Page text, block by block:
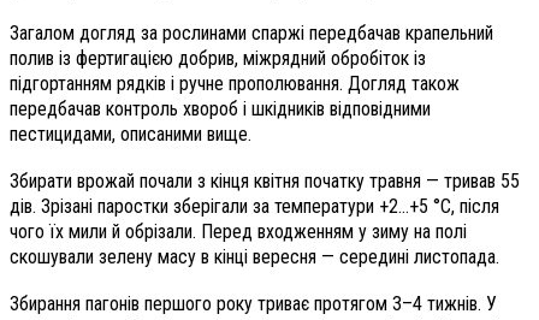
Загалом догляд за рослинами спаржі передбачав крапельний
полив із фертигацією добрив, міжрядний обробіток із
підгортанням рядків і ручне прополювання. Догляд також
передбачав контроль хвороб і шкідників відповідними
пестицидами, описаними вище.
Збирати врожай почали з кінця квітня початку травня — тривав 55
дів. Зрізані паростки зберігали за температури +2…+5 °С, після
чого їх мили й обрізали. Перед входженням у зиму на полі
скошували зелену масу в кінці вересня — середині листопада.
Збирання пагонів першого року триває протягом 3–4 тижнів. У